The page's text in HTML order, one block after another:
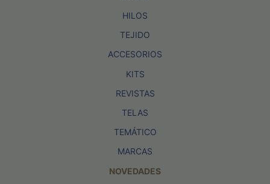
HILOS
TEJIDO
ACCESORIOS
KITS
REVISTAS
TELAS
TEMÁTICO
MARCAS
NOVEDADES